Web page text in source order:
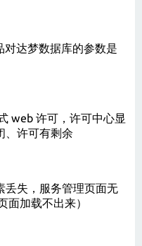
对达梦数据库的参数是
web 许可，许可中心显
、许可有剩余
丢失，服务管理页面无
面加载不出来）